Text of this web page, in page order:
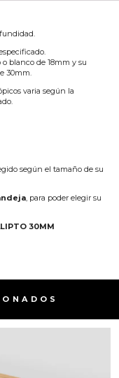
blanco de 18mm y su
30mm.
varia según la
según el tamaño de su
, para poder elegir su
30MM